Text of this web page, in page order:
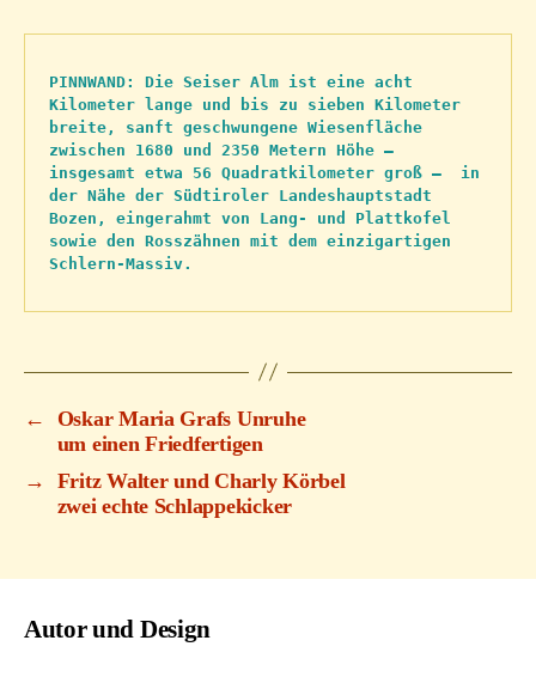
PINNWAND: Die Seiser Alm ist eine acht
Kilometer lange und bis zu sieben Kilometer
breite, sanft geschwungene Wiesenfläche
zwischen 1680 und 2350 Metern Höhe –
insgesamt etwa 56 Quadratkilometer groß –  in
der Nähe der Südtiroler Landeshauptstadt
Bozen, eingerahmt von Lang- und Plattkofel
sowie den Rosszähnen mit dem einzigartigen
Schlern-Massiv.
←
Oskar Maria Grafs Unruhe
um einen Friedfertigen
→
Fritz Walter und Charly Körbel
zwei echte Schlappekicker
Autor und Design